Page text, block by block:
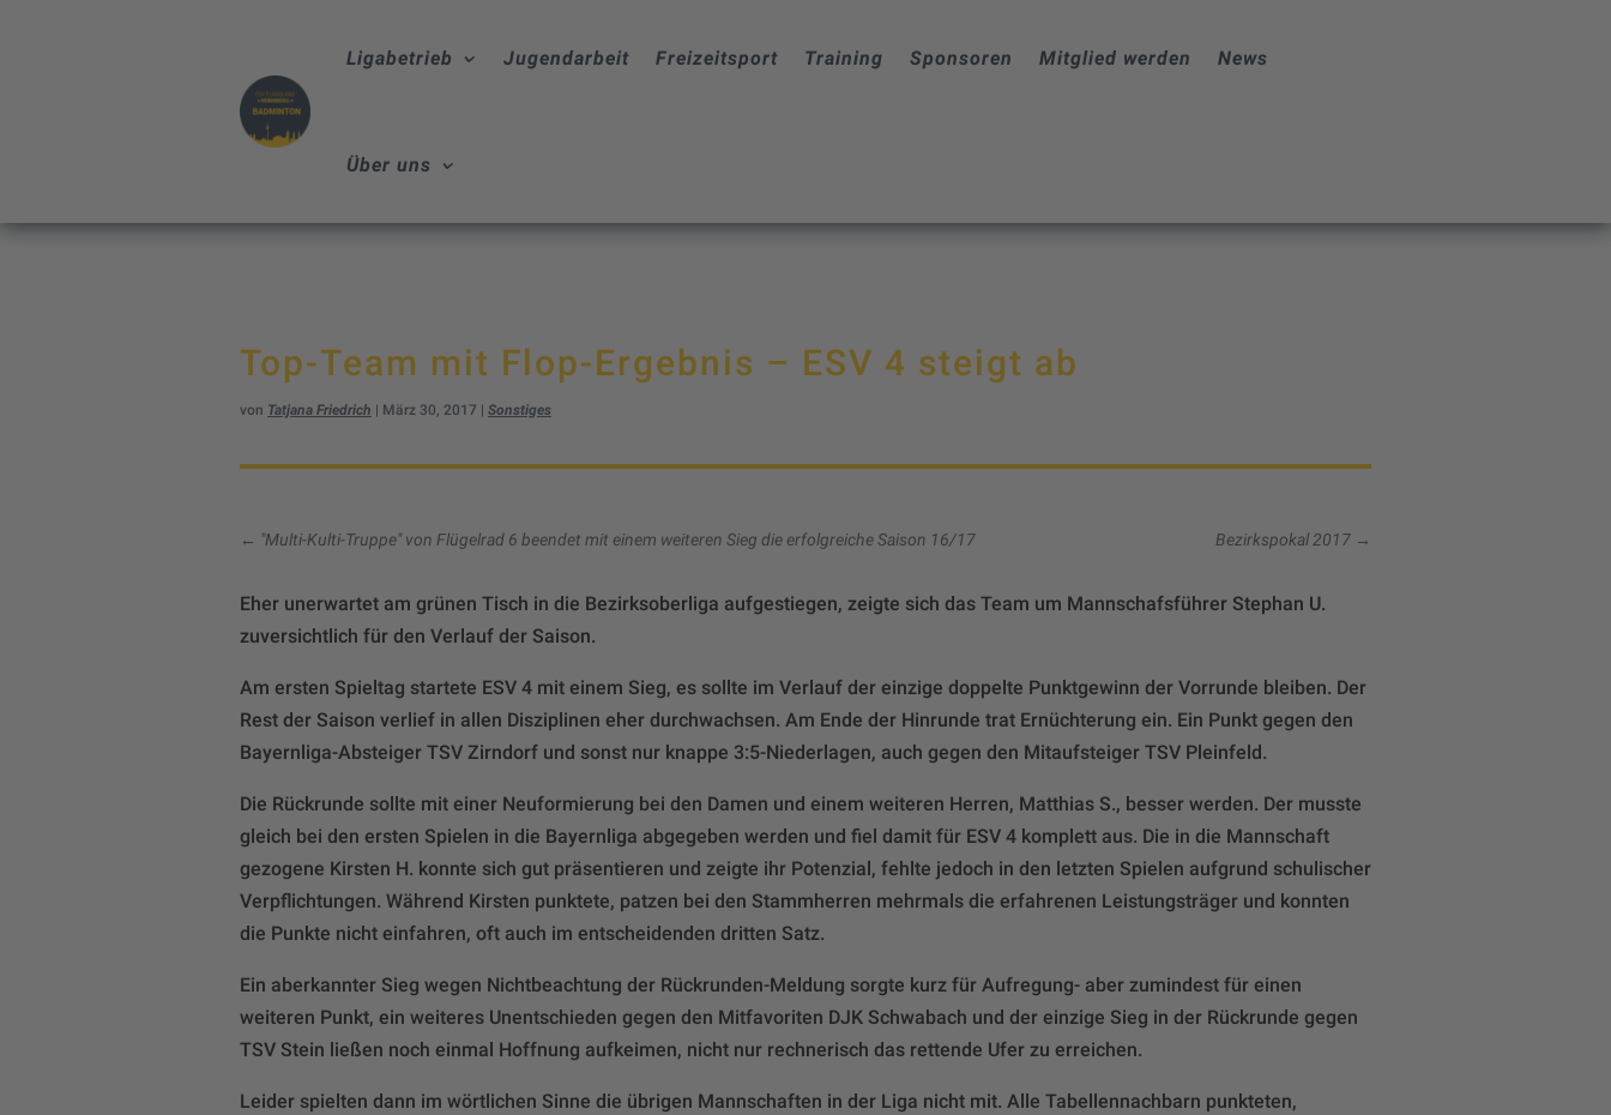
Ligabetrieb Jugendarbeit Freizeitsport Training Sponsoren Mitglied werden News
Über uns
Top-Team mit Flop-Ergebnis – ESV 4 steigt ab
von Tatjana Friedrich | März 30, 2017 | Sonstiges
← "Multi-Kulti-Truppe" von Flügelrad 6 beendet mit einem weiteren Sieg die erfolgreiche Saison 16/17 Bezirkspokal 2017 →
Eher unerwartet am grünen Tisch in die Bezirksoberliga aufgestiegen, zeigte sich das Team um Mannschafsführer Stephan U.
zuversichtlich für den Verlauf der Saison.
Am ersten Spieltag startete ESV 4 mit einem Sieg, es sollte im Verlauf der einzige doppelte Punktgewinn der Vorrunde bleiben. Der
Rest der Saison verlief in allen Disziplinen eher durchwachsen. Am Ende der Hinrunde trat Ernüchterung ein. Ein Punkt gegen den
Bayernliga-Absteiger TSV Zirndorf und sonst nur knappe 3:5-Niederlagen, auch gegen den Mitaufsteiger TSV Pleinfeld.
Die Rückrunde sollte mit einer Neuformierung bei den Damen und einem weiteren Herren, Matthias S., besser werden. Der musste
gleich bei den ersten Spielen in die Bayernliga abgegeben werden und fiel damit für ESV 4 komplett aus. Die in die Mannschaft
gezogene Kirsten H. konnte sich gut präsentieren und zeigte ihr Potenzial, fehlte jedoch in den letzten Spielen aufgrund schulischer
Verpflichtungen. Während Kirsten punktete, patzen bei den Stammherren mehrmals die erfahrenen Leistungsträger und konnten
die Punkte nicht einfahren, oft auch im entscheidenden dritten Satz.
Ein aberkannter Sieg wegen Nichtbeachtung der Rückrunden-Meldung sorgte kurz für Aufregung- aber zumindest für einen
weiteren Punkt, ein weiteres Unentschieden gegen den Mitfavoriten DJK Schwabach und der einzige Sieg in der Rückrunde gegen
TSV Stein ließen noch einmal Hoffnung aufkeimen, nicht nur rechnerisch das rettende Ufer zu erreichen.
Leider spielten dann im wörtlichen Sinne die übrigen Mannschaften in der Liga nicht mit. Alle Tabellennachbarn punkteten,